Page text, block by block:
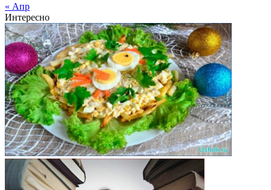
« Апр
Интересно